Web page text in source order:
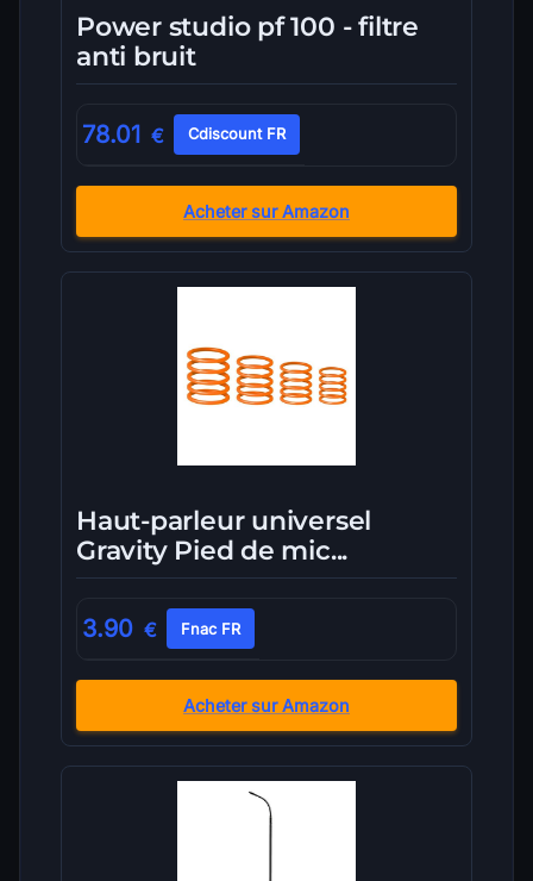
Power studio pf 100 - filtre
anti bruit
78.01 € Cdiscount FR
Acheter sur Amazon
Haut-parleur universel
Gravity Pied de mic...
3.90 € Fnac FR
Acheter sur Amazon